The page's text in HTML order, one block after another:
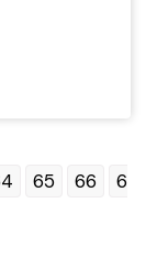
65 66 6